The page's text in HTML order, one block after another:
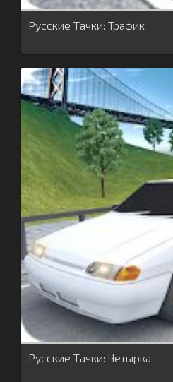
Русские Тачки: Трафик
Русские Тачки: Четырка